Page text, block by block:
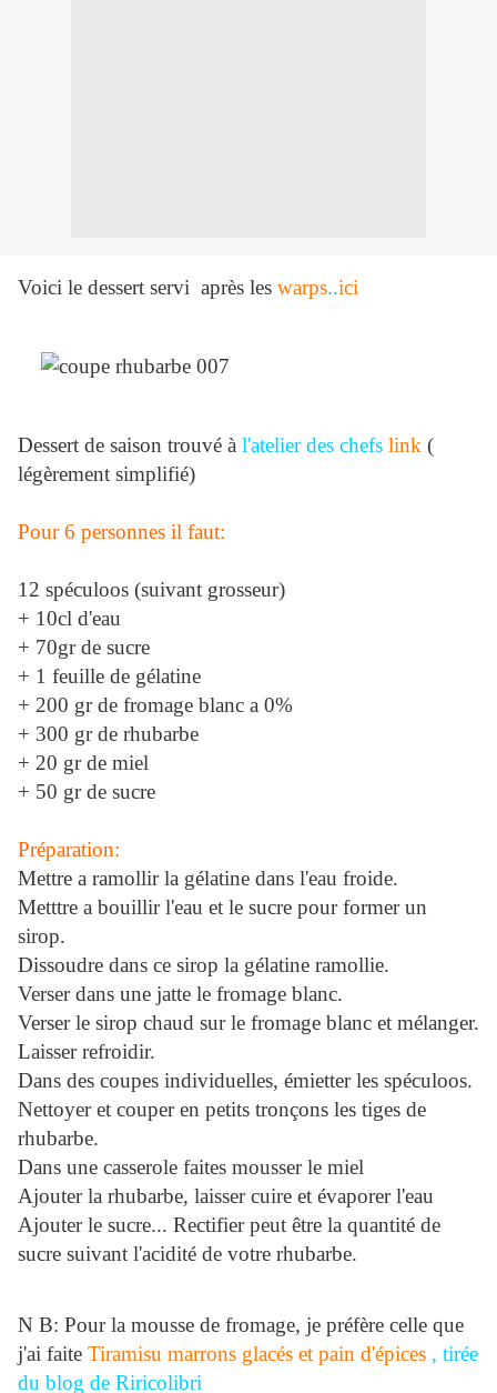
Voici le dessert servi après les warps..ici
Dessert de saison trouvé à l'atelier des chefs link (
légèrement simplifié)
Pour 6 personnes il faut:
12 spéculoos (suivant grosseur)
+ 10cl d'eau
+ 70gr de sucre
+ 1 feuille de gélatine
+ 200 gr de fromage blanc a 0%
+ 300 gr de rhubarbe
+ 20 gr de miel
+ 50 gr de sucre
Préparation:
Mettre a ramollir la gélatine dans l'eau froide.
Metttre a bouillir l'eau et le sucre pour former un
sirop.
Dissoudre dans ce sirop la gélatine ramollie.
Verser dans une jatte le fromage blanc.
Verser le sirop chaud sur le fromage blanc et mélanger.
Laisser refroidir.
Dans des coupes individuelles, émietter les spéculoos.
Nettoyer et couper en petits tronçons les tiges de
rhubarbe.
Dans une casserole faites mousser le miel
Ajouter la rhubarbe, laisser cuire et évaporer l'eau
Ajouter le sucre... Rectifier peut être la quantité de
sucre suivant l'acidité de votre rhubarbe.
N B: Pour la mousse de fromage, je préfère celle que
j'ai faite Tiramisu marrons glacés et pain d'épices , tirée
du blog de Riricolibri